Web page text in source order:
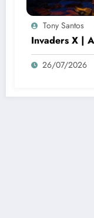
Tony Santos
Invaders X |
26/07/2026